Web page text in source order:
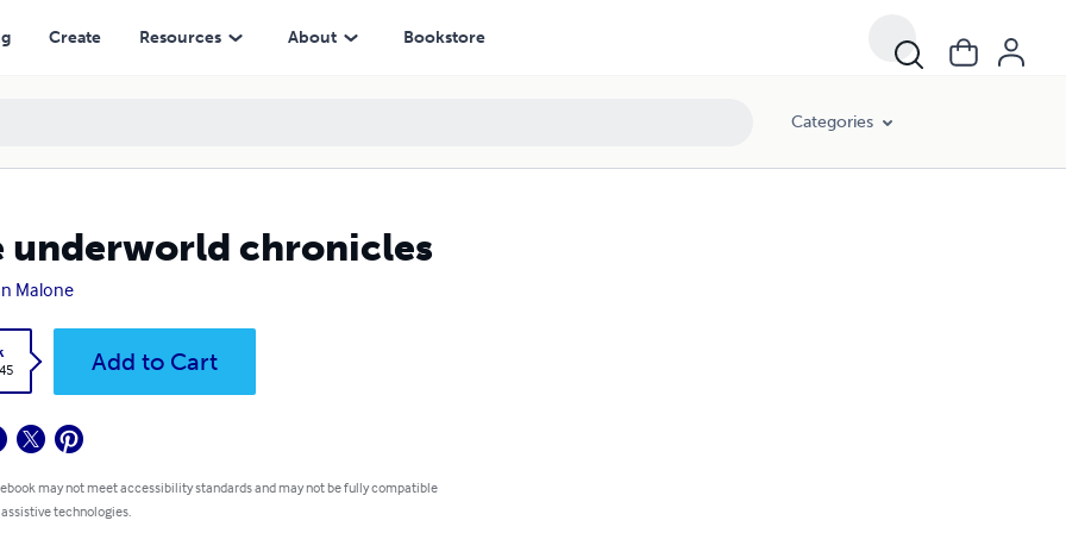
Create Resources About Bookstore
Categories
underworld chronicles
Malone
Add to Cart
may not meet accessibility standards and may not be fully compatible
technologies.